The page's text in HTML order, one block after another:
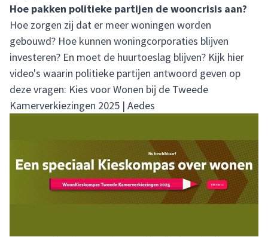
Hoe pakken politieke partijen de wooncrisis aan?
Hoe zorgen zij dat er meer woningen worden
gebouwd? Hoe kunnen woningcorporaties blijven
investeren? En moet de huurtoeslag blijven? Kijk hier
video's waarin politieke partijen antwoord geven op
deze vragen: Kies voor Wonen bij de Tweede
Kamerverkiezingen 2025 | Aedes